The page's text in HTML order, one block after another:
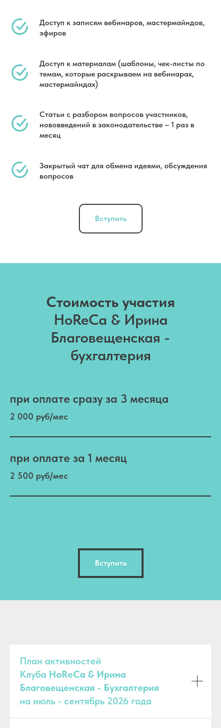
Доступ к записям вебинаров, мастермайндов,
эфиров
Доступ к материалам (шаблоны, чек-листы по
темам, которые раскрываем на вебинарах,
мастермайндах)
Статьи с разбором вопросов участников,
нововведений в законодательстве – 1 раз в
месяц
Закрытый чат для обмена идеями, обсуждения
вопросов
Вступить
Стоимость участия
HoReCa & Ирина
Благовещенская -
бухгалтерия
при оплате сразу за 3 месяца
2 000 руб/мес
при оплате за 1 месяц
2 500 руб/мес
Вступить
План активностей
Клуба HoReCa & Ирина
Благовещенская - Бухгалтерия
на июль - сентябрь 2026 года